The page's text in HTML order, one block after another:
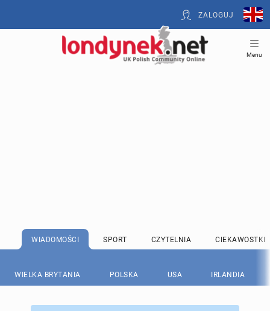
ZALOGUJ
Menu
WIADOMOŚCI SPORT CZYTELNIA CIEKAWOSTKI
WIELKA BRYTANIA POLSKA USA IRLANDIA